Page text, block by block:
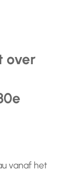
over
vanaf het